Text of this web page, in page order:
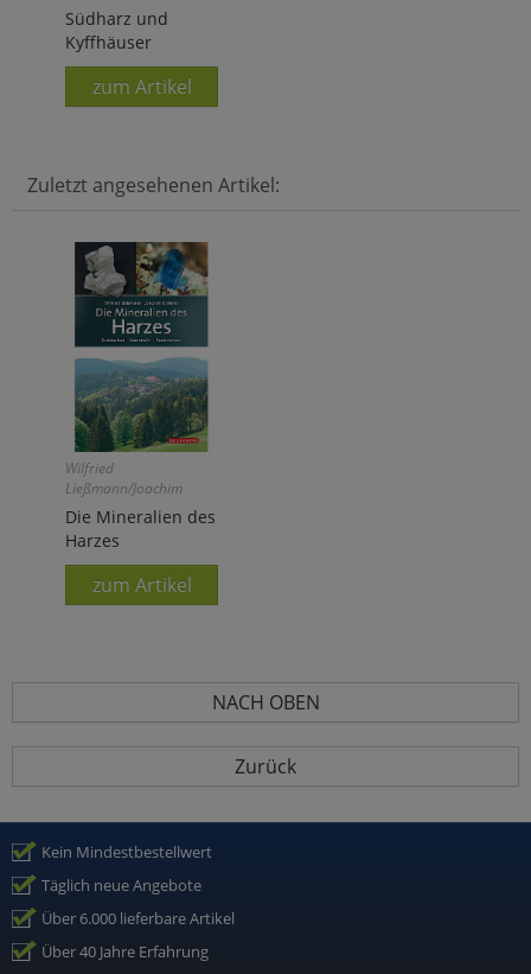
Südharz und
Kyffhäuser
zum Artikel
Zuletzt angesehenen Artikel:
Wilfried
Ließmann/Joachim
Gröbner
Die Mineralien des
Harzes
zum Artikel
NACH OBEN
Zurück
Kein Mindestbestellwert
Täglich neue Angebote
Über 6.000 lieferbare Artikel
Über 40 Jahre Erfahrung